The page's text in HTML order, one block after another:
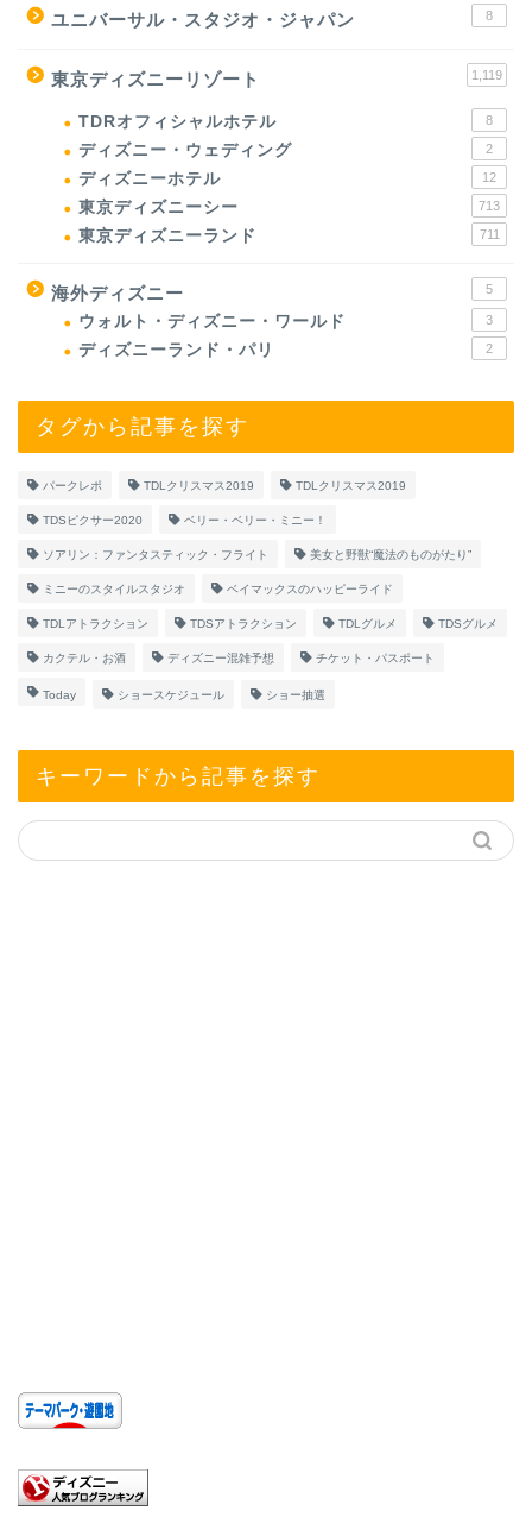
ユニバーサル・スタジオ・ジャパン 8
東京ディズニーリゾート 1,119
TDRオフィシャルホテル 8
ディズニー・ウェディング 2
ディズニーホテル 12
東京ディズニーシー 713
東京ディズニーランド 711
海外ディズニー 5
ウォルト・ディズニー・ワールド 3
ディズニーランド・パリ 2
タグから記事を探す
パークレポ TDLクリスマス2019 TDLクリスマス2019
TDSピクサー2020 ベリー・ベリー・ミニー！
ソアリン：ファンタスティック・フライト 美女と野獣“魔法のものがたり”
ミニーのスタイルスタジオ ベイマックスのハッピーライド
TDLアトラクション TDSアトラクション TDLグルメ TDSグルメ
カクテル・お酒 ディズニー混雑予想 チケット・パスポート
Today ショースケジュール ショー抽選
キーワードから記事を探す